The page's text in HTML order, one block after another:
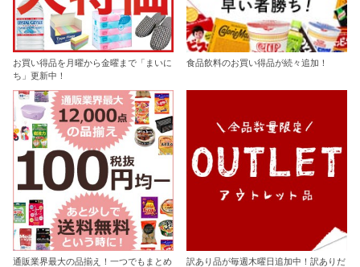
お買い得品を月曜から金曜まで「まいに
ち」更新中！
食品飲料のお買い得品が続々追加！
通販業界最大の品揃え！一つでもまとめ
訳あり品が毎週木曜日追加中！訳ありだ